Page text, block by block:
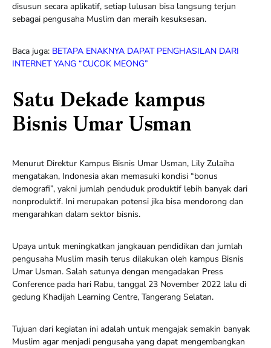
disusun secara aplikatif, setiap lulusan bisa langsung terjun
sebagai pengusaha Muslim dan meraih kesuksesan.
Baca juga: BETAPA ENAKNYA DAPAT PENGHASILAN DARI
INTERNET YANG “CUCOK MEONG”
Satu Dekade kampus
Bisnis Umar Usman
Menurut Direktur Kampus Bisnis Umar Usman, Lily Zulaiha
mengatakan, Indonesia akan memasuki kondisi “bonus
demografi”, yakni jumlah penduduk produktif lebih banyak dari
nonproduktif. Ini merupakan potensi jika bisa mendorong dan
mengarahkan dalam sektor bisnis.
Upaya untuk meningkatkan jangkauan pendidikan dan jumlah
pengusaha Muslim masih terus dilakukan oleh kampus Bisnis
Umar Usman. Salah satunya dengan mengadakan Press
Conference pada hari Rabu, tanggal 23 November 2022 lalu di
gedung Khadijah Learning Centre, Tangerang Selatan.
Tujuan dari kegiatan ini adalah untuk mengajak semakin banyak
Muslim agar menjadi pengusaha yang dapat mengembangkan